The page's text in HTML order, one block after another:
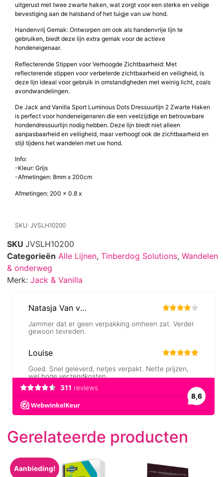
uitgerust met twee zwarte haken, wat zorgt voor een sterke en veilige
bevestiging aan de halsband of het tuigje van uw hond.
Handenvrij Gemak: Ontworpen om ook als handenvrije lijn te
gebruiken, biedt deze lijn extra gemak voor de actieve
hondeneigenaar.
Reflecterende Stippen voor Verhoogde Zichtbaarheid: Met
reflecterende stippen voor verbeterde zichtbaarheid en veiligheid, is
deze lijn ideaal voor gebruik in omstandigheden met weinig licht, zoals
avondwandelingen.
De Jack and Vanilla Sport Luminous Dots Dressuurlijn 2 Zwarte Haken
is perfect voor hondeneigenaren die een veelzijdige en betrouwbare
hondendressuurlijn nodig hebben. Deze lijn biedt niet alleen
aanpasbaarheid en veiligheid, maar verhoogt ook de zichtbaarheid en
stijl tijdens het wandelen met uw hond.
Info:
-Kleur: Grijs
-Afmetingen: 8mm x 200cm
Afmetingen: 200 x 0.8 x
SKU: JVSLH10200
SKU JVSLH10200
Categorieën Alle Lijnen, Tinberdog Solutions, Wandelen
& onderweg
Merk: Jack & Vanilla
Gerelateerde producten
Aanbieding!